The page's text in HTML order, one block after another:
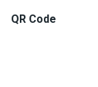
QR Code